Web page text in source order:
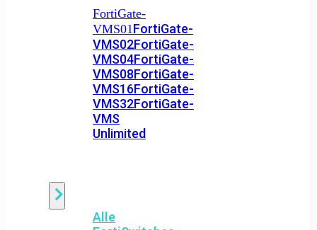
FortiGate-
VMS01FortiGate-
VMS02FortiGate-
VMS04FortiGate-
VMS08FortiGate-
VMS16FortiGate-
VMS32FortiGate-
VMS
Unlimited
Alle